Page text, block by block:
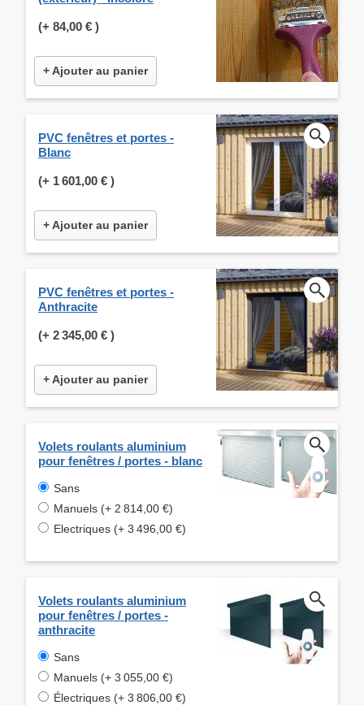
(+ 84,00 € )
+ Ajouter au panier
PVC fenêtres et portes -
Blanc
(+ 1 601,00 € )
+ Ajouter au panier
PVC fenêtres et portes -
Anthracite
(+ 2 345,00 € )
+ Ajouter au panier
Volets roulants aluminium
pour fenêtres / portes - blanc
Sans
Manuels (+ 2 814,00 €)
Electriques (+ 3 496,00 €)
Volets roulants aluminium
pour fenêtres / portes -
anthracite
Sans
Manuels (+ 3 055,00 €)
Électriques (+ 3 806,00 €)